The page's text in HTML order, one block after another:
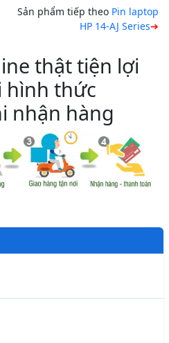
Sản phẩm tiếp theo Pin laptop
HP 14-AJ Series
thật tiện lợi
hình thức
nhận hàng